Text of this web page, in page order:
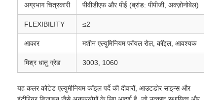
एल्यूमीनियम पन्नी
एल्यूमीनियम हनीकॉम्ब पैनल
एल्यूमिनियम मधुकोश
अग्रभाग चित्रकारी पीवीडीएफ और पीई (ब्रांड: पीपीजी, अक्ज़ोनोबेल)
FLEXIBILITY ≤2
आकार मशीन एल्युमिनियम फॉयल रोल, कॉइल, आवश्यक
मिश्र धातु ग्रेड 3003, 1060
यह कलर कोटेड एल्युमीनियम कॉइल पर्दे की दीवारों, आउटडोर साइन्स और